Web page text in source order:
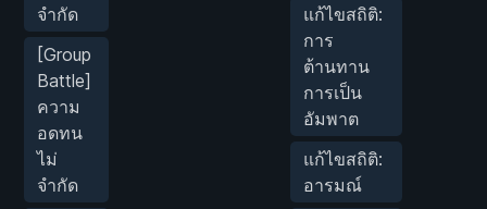
จำกัด
[Group
Battle]
ความ
อดทน
ไม่
จำกัด
แก้ไขสถิติ:
การ
ต้านทาน
การเป็น
อัมพาต
แก้ไขสถิติ:
อารมณ์